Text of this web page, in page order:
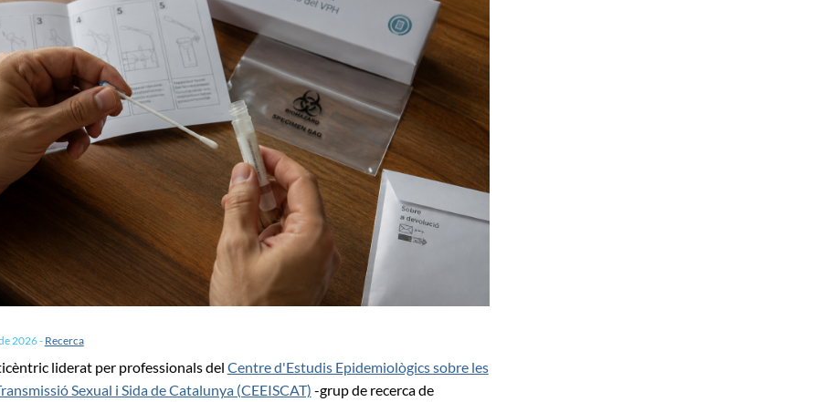
2026- Recerca
liderat per professionals del Centre d'Estudis Epidemiològics sobre les
Sexual i Sida de Catalunya (CEEISCAT) -grup de recerca de